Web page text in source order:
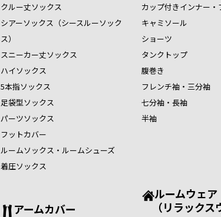
クルー丈ソックス
シアーソックス（シースルーソック
ス）
スニーカー丈ソックス
ハイソックス
5本指ソックス
足袋型ソックス
パーツソックス
フットカバー
ルームソックス・ルームシューズ
着圧ソックス
アームカバー
カップ付きインナー・
キャミソール
ショーツ
タンクトップ
腹巻き
フレンチ袖・三分袖
七分袖・長袖
半袖
ルームウェア
（リラックス